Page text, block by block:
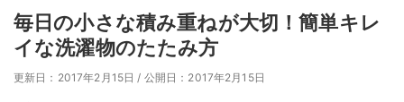
毎日の小さな積み重ねが大切！簡単キレ
イな洗濯物のたたみ方
更新日：2017年2月15日 / 公開日：2017年2月15日